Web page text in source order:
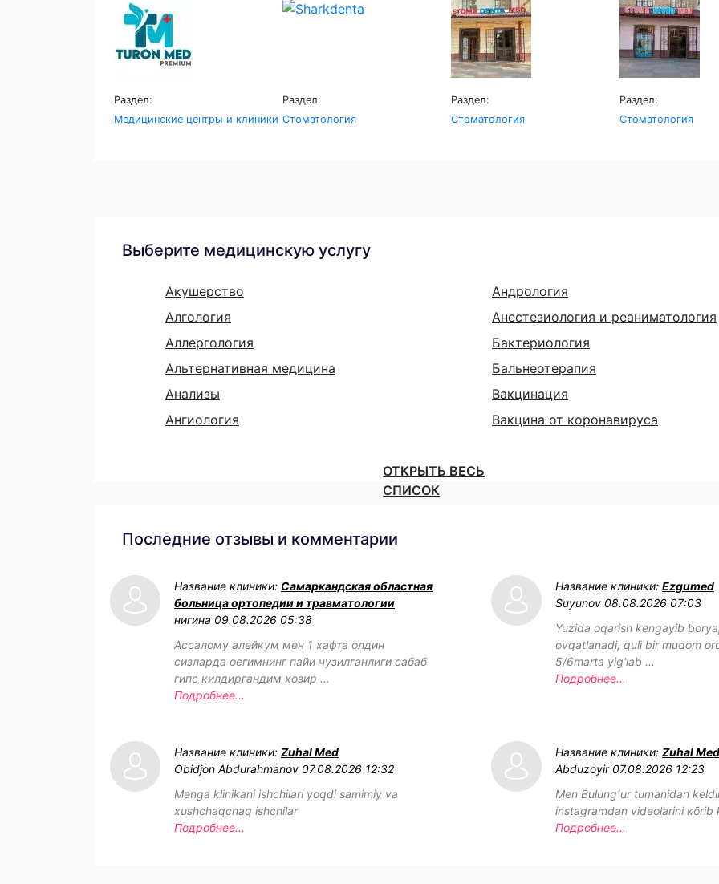
Раздел:
Медицинские центры и клиники
Раздел:
Стоматология
Раздел:
Стоматология
Раздел:
Стоматология
Выберите медицинскую услугу
Акушерство
Алгология
Аллергология
Альтернативная медицина
Анализы
Ангиология
Андрология
Анестезиология и реаниматология
Бактериология
Бальнеотерапия
Вакцинация
Вакцина от коронавируса
ОТКРЫТЬ ВЕСЬ
СПИСОК
Последние отзывы и комментарии
Название клиники: Самаркандская областная
больница ортопедии и травматологии
нигина 09.08.2026 05:38
Ассалому алейкум мен 1 хафта олдин
сизларда оегимнинг пайи чузилганлиги сабаб
гипс килдиргандим хозир ...
Подробнее...
Название клиники: Ezgumed
Suyunov 08.08.2026 07:03
Yuzida oqarish kengayib
ovqatlanadi, quli bir mudom
5/6marta yig'lab ...
Подробнее...
Название клиники: Zuhal Med
Obidjon Abdurahmanov 07.08.2026 12:32
Menga klinikani ishchilari yoqdi samimiy va
xushchaqchaq ishchilar
Подробнее...
Название клиники: Zuhal Med
Abduzoyir 07.08.2026 12:23
Men Bulungʻur tumanidan
instagramdan videolarini kõrib
Подробнее...